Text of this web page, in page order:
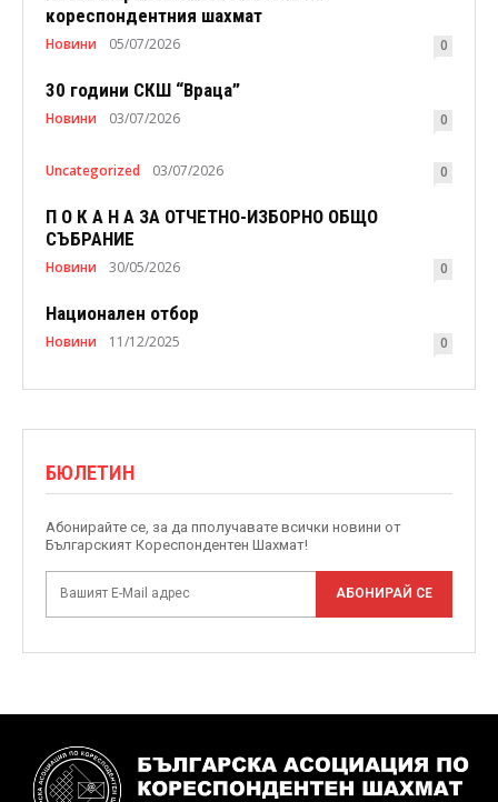
кореспондентния шахмат
Новини 05/07/2026 0
30 години СКШ “Враца”
Новини 03/07/2026 0
Uncategorized 03/07/2026 0
П О К А Н А ЗА ОТЧЕТНО-ИЗБОРНО ОБЩО
СЪБРАНИЕ
Новини 30/05/2026 0
Национален отбор
Новини 11/12/2025 0
БЮЛЕТИН
Абонирайте се, за да пполучавате всички новини от
Българският Кореспондентен Шахмат!
АБОНИРАЙ СЕ